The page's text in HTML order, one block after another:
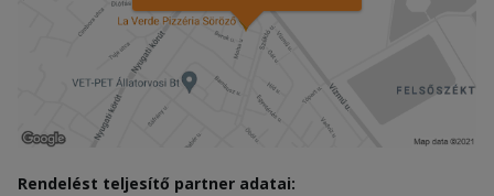
Rendelést teljesítő partner adatai: